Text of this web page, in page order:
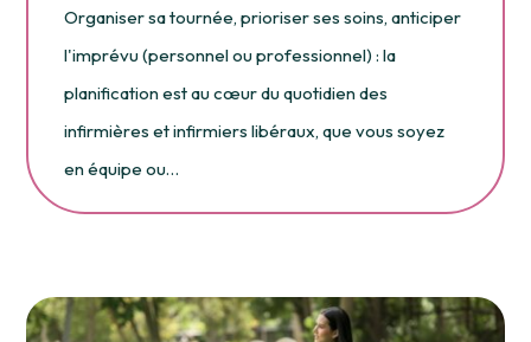
Organiser sa tournée, prioriser ses soins, anticiper
l'imprévu (personnel ou professionnel) : la
planification est au cœur du quotidien des
infirmières et infirmiers libéraux, que vous soyez
en équipe ou…